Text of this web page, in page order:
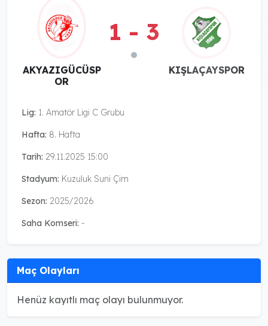
AKYAZIGÜCÜSP
OR
1 - 3
KIŞLAÇAYSPOR
Lig: 1. Amatör Ligi C Grubu
Hafta: 8. Hafta
Tarih: 29.11.2025 15:00
Stadyum: Kuzuluk Suni Çim
Sezon: 2025/2026
Saha Komseri: -
Maç Olayları
Henüz kayıtlı maç olayı bulunmuyor.